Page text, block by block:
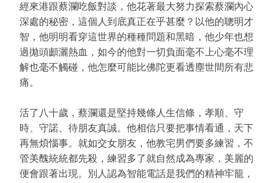
經來港跟蔡瀾吃飯對談，他花著最大努力探索蔡瀾內心
深處的秘密，這個人到底真正在乎甚麼？以他的聰明才
智，他明明看穿這世界的種種問題和黑暗，他少年也想
過拋頭顱灑熱血，如今的他對一切負面毫不上心毫不理
解也毫不觸碰，他怎麼可能比佛陀更看透塵世間所有悲
痛。
活了八十歲，蔡瀾還是堅持幾條人生信條，孝順、守
時、守諾、待朋友真誠。他相信只要把事情看通，天下
再無煩惱事。就如交女朋友，他教宅男們要多練習，不
管美醜統統都先殺，練習多了就自然成為專家，美麗的
便會跟著出現。別人認為智能電話是我們的精神牢籠，